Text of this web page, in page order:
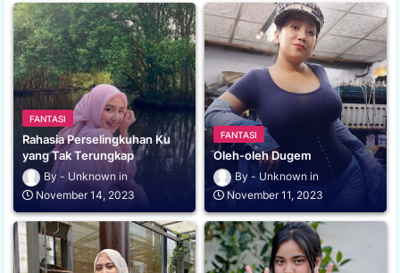
FANTASI
Rahasia Perselingkuhan Ku
yang Tak Terungkap
Unknown
November 14, 2023
FANTASI
Oleh-oleh Dugem
Unknown
November 11, 2023